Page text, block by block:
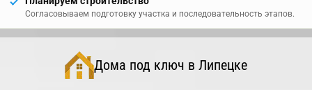
Согласовываем подготовку участка и последовательность этапов.
Дома под ключ в Липецке